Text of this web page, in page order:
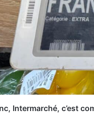
Intermarché, c’est